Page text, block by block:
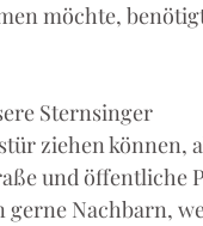
möchte,
Sternsinger
ziehen können,
und öffentliche
gerne Nachbarn,